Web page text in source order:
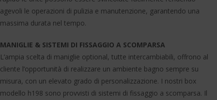
agevoli le operazioni di pulizia e manutenzione, garantendo una
massima durata nel tempo.
MANIGLIE & SISTEMI DI FISSAGGIO A SCOMPARSA
L’ampia scelta di maniglie optional, tutte intercambiabili, offrono al
cliente l’opportunità di realizzare un ambiente bagno sempre su
misura, con un elevato grado di personalizzazione. I nostri box
modello h198 sono provvisti di sistemi di fissaggio a scomparsa. Il